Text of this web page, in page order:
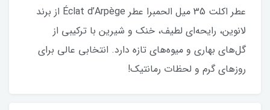
عطر اکلت 35 میل الحمبرا عطر Éclat d’Arpège از برند
لانوین، رایحه‌ای لطیف، خنک و شیرین با ترکیبی از
گل‌های بهاری و میوه‌های تازه دارد. انتخابی عالی برای
روزهای گرم و لحظات رمانتیک!